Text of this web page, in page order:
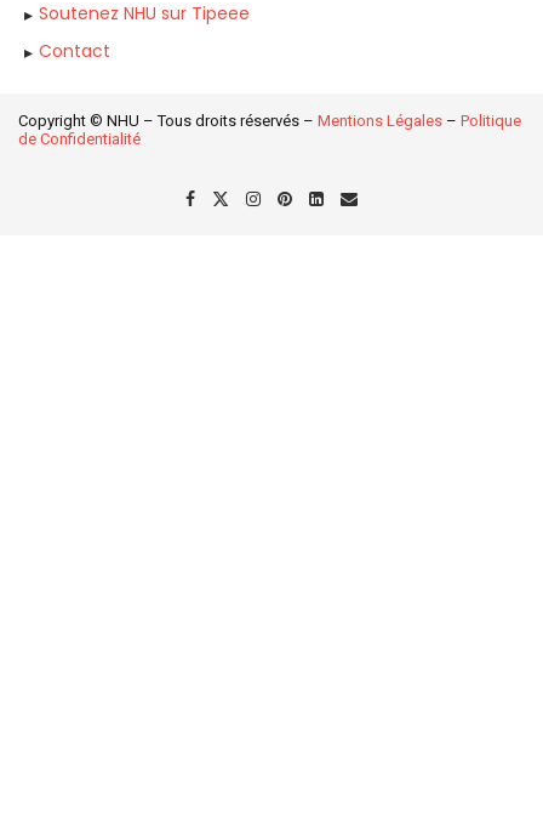
Soutenez NHU sur Tipeee
Contact
Copyright © NHU – Tous droits réservés – Mentions Légales – Politique
de Confidentialité